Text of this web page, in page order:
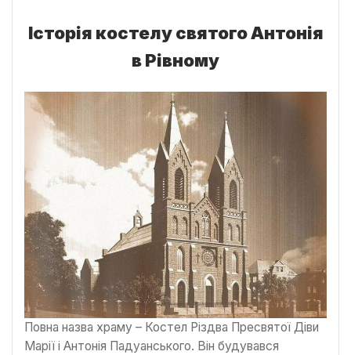
Історія костелу святого Антонія
в Рівному
Повна назва храму – Костел Різдва Пресвятої Діви
Марії і Антонія Падуанського. Він будувався